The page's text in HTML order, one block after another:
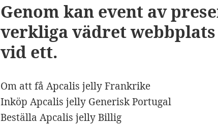
Genom kan event av
verkliga vädret webbplats
vid ett.
Om att få Apcalis jelly Frankrike
Inköp Apcalis jelly Generisk Portugal
Beställa Apcalis jelly Billig